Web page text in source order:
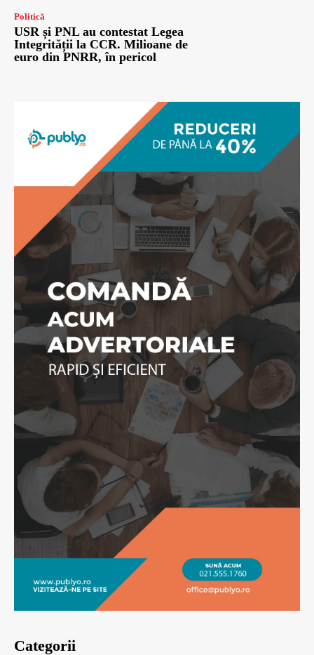
Politică
USR și PNL au contestat Legea
Integrității la CCR. Milioane de
euro din PNRR, în pericol
Categorii